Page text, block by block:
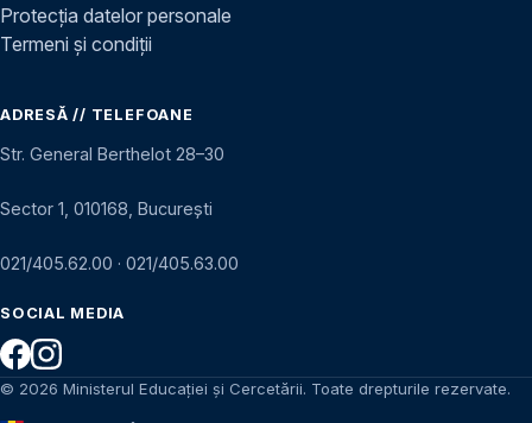
Protecția datelor personale
Termeni și condiții
ADRESĂ // TELEFOANE
Str. General Berthelot 28–30
Sector 1, 010168, București
021/405.62.00 · 021/405.63.00
SOCIAL MEDIA
© 2026 Ministerul Educației și Cercetării. Toate drepturile rezervate.